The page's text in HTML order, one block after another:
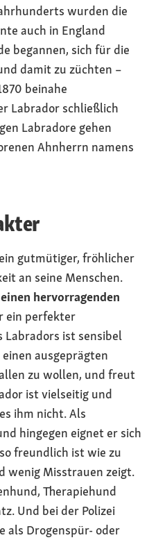
wurden die
auch in England
begannen, sich für die
damit zu züchten –
beinahe
Labrador schließlich
Labradore gehen
Ahnherrn namens
gutmütiger, fröhlicher
an seine Menschen.
hervorragenden
ein perfekter
Labradors ist sensibel
ausgeprägten
zu wollen, und freut
ist vielseitig und
ihm nicht. Als
hingegen eignet er sich
freundlich ist wie zu
wenig Misstrauen zeigt.
Therapiehund
Und bei der Polizei
als Drogenspür- oder